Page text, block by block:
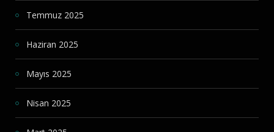
Temmuz 2025
Haziran 2025
Mayıs 2025
Nisan 2025